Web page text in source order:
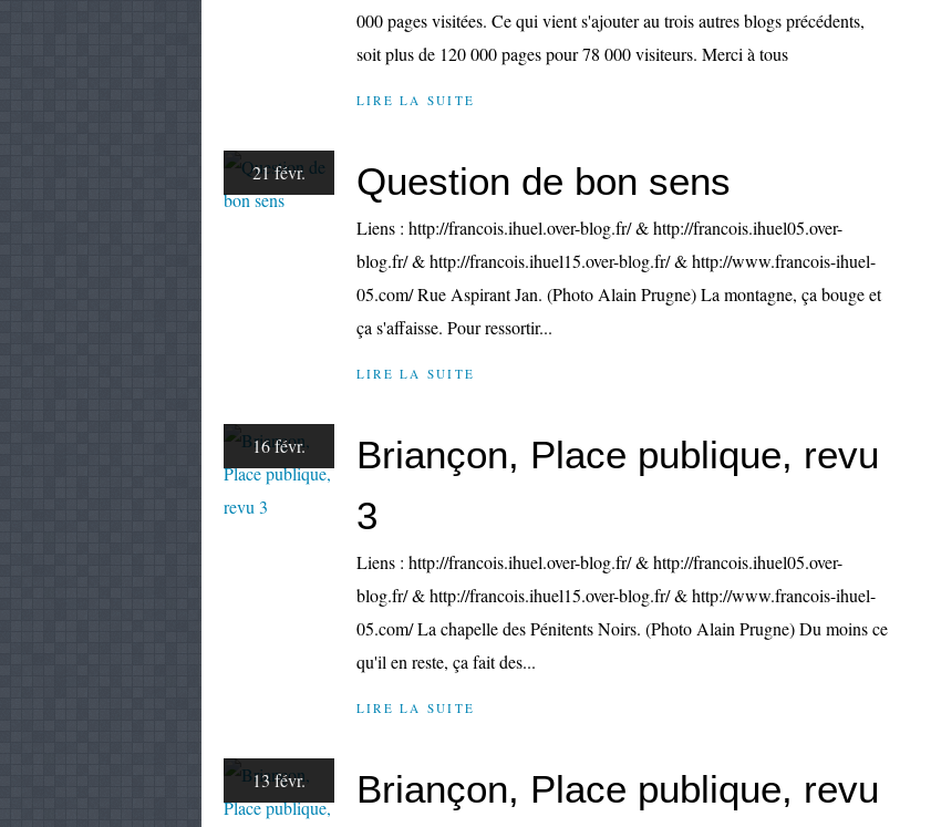
000 pages visitées. Ce qui vient s'ajouter au trois autres blogs précédents,
soit plus de 120 000 pages pour 78 000 visiteurs. Merci à tous
LIRE LA SUITE
21 févr. Question de bon sens
Liens : http://francois.ihuel.over-blog.fr/ & http://francois.ihuel05.over-
blog.fr/ & http://francois.ihuel15.over-blog.fr/ & http://www.francois-ihuel-
05.com/ Rue Aspirant Jan. (Photo Alain Prugne) La montagne, ça bouge et
ça s'affaisse. Pour ressortir...
LIRE LA SUITE
16 févr.
Briançon, Place publique, revu
3
Liens : http://francois.ihuel.over-blog.fr/ & http://francois.ihuel05.over-
blog.fr/ & http://francois.ihuel15.over-blog.fr/ & http://www.francois-ihuel-
05.com/ La chapelle des Pénitents Noirs. (Photo Alain Prugne) Du moins ce
qu'il en reste, ça fait des...
LIRE LA SUITE
13 févr.
Briançon, Place publique, revu